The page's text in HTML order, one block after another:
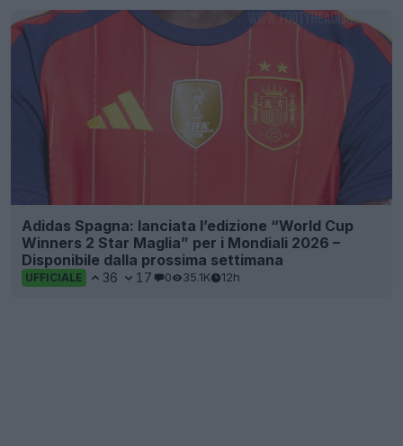
Adidas Spagna: lanciata l’edizione “World Cup
Winners 2 Star Maglia” per i Mondiali 2026 –
Disponibile dalla prossima settimana
UFFICIALE 36 17 0 35.1K 12h